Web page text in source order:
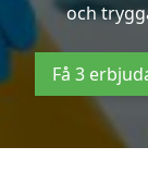
och
Få 3